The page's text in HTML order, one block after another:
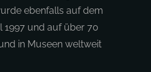
ebenfalls auf dem
1997 und auf über 70
in Museen weltweit